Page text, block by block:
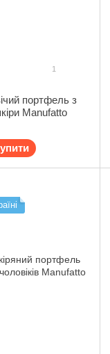
1
портфель з
Manufatto